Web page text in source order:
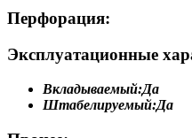
Перфорация:
Эксплуатационные
Вкладываемый:Да
Штабелируемый:Да